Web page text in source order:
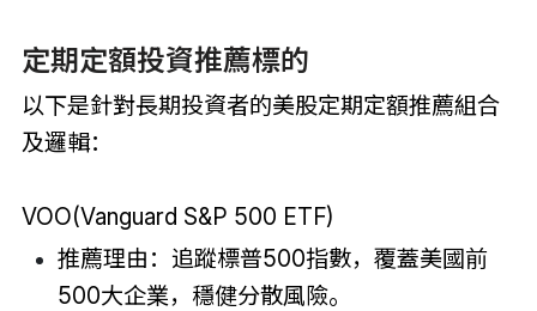
定期定額投資推薦標的
以下是針對長期投資者的美股定期定額推薦組合
及邏輯：
VOO(Vanguard S&P 500 ETF)
推薦理由：追蹤標普500指數，覆蓋美國前
500大企業，穩健分散風險。